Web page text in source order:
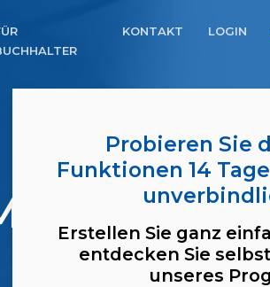
KONTAKT LOGIN
Probieren Sie
Funktionen 14
Erstellen Sie ganz
entdecken Sie
unseres